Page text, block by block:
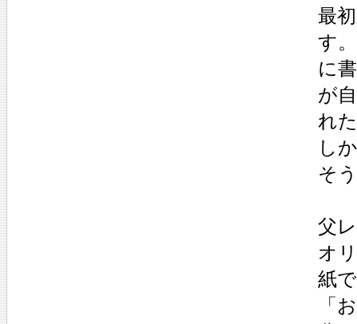
最
す
に
が
れ
し
そ
父
オ
紙
「